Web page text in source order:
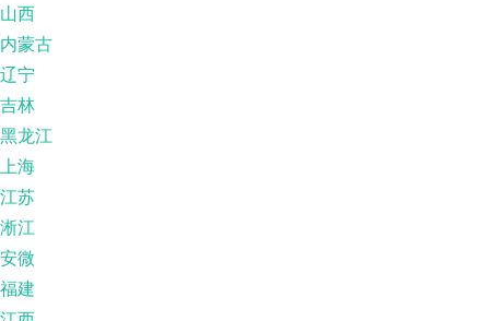
山西
内蒙古
辽宁
吉林
黑龙江
上海
江苏
淅江
安微
福建